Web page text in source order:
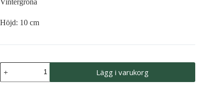
Höjd: 10 cm
Vinca
minor
mängd
Lägg i varukorg